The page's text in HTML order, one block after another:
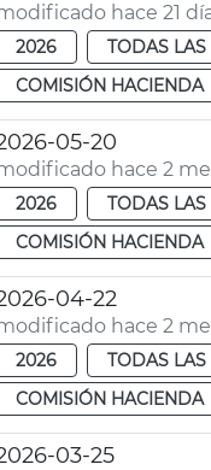
hace 21
2026 TODAS
COMISIÓN HACIENDA
05-20
hace 2
2026 TODAS
COMISIÓN HACIENDA
04-22
hace 2
2026 TODAS
COMISIÓN HACIENDA
03-25